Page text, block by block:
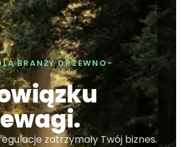
BRANŻY DRZEWNO-
zatrzymały Twój biznes.